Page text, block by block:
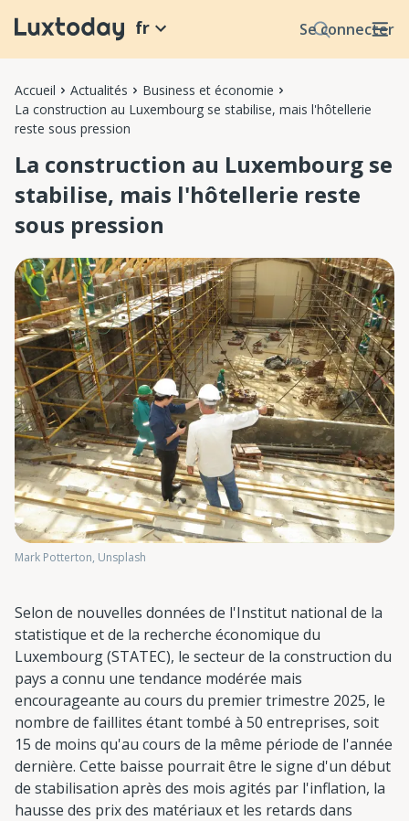
Se connecter
fr
Accueil Actualités
Business et économie
La construction au Luxembourg se stabilise, mais l'hôtellerie
reste sous pression
La construction au Luxembourg se
stabilise, mais l'hôtellerie reste
sous pression
Mark Potterton, Unsplash
Selon de nouvelles données de l'Institut national de la
statistique et de la recherche économique du
Luxembourg (STATEC), le secteur de la construction du
pays a connu une tendance modérée mais
encourageante au cours du premier trimestre 2025, le
nombre de faillites étant tombé à 50 entreprises, soit
15 de moins qu'au cours de la même période de l'année
dernière. Cette baisse pourrait être le signe d'un début
de stabilisation après des mois agités par l'inflation, la
hausse des prix des matériaux et les retards dans